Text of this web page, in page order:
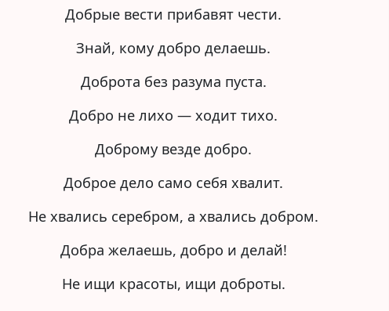
Добрые вести прибавят чести.
Знай, кому добро делаешь.
Доброта без разума пуста.
Добро не лихо — ходит тихо.
Доброму везде добро.
Доброе дело само себя хвалит.
Не хвались серебром, а хвались добром.
Добра желаешь, добро и делай!
Не ищи красоты, ищи доброты.